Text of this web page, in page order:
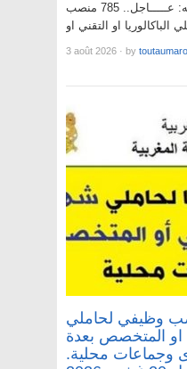
على الشكل المبين أسفله: عـــــاجل.. 785 منصب
3 août 2026 · by
785 منصب وظيفي لحاملي
او المتخصص بعدة
وجماعات محلية.